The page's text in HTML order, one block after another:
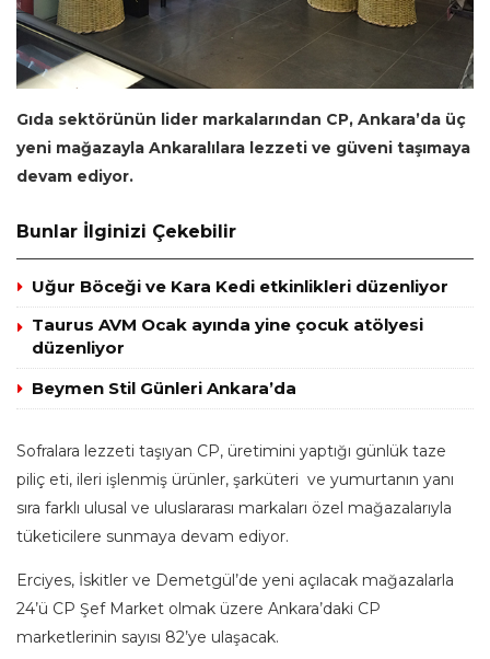
Gıda sektörünün lider markalarından CP, Ankara’da üç
yeni mağazayla Ankaralılara lezzeti ve güveni taşımaya
devam ediyor.
Bunlar İlginizi Çekebilir
Uğur Böceği ve Kara Kedi etkinlikleri düzenliyor
Taurus AVM Ocak ayında yine çocuk atölyesi
düzenliyor
Beymen Stil Günleri Ankara’da
Sofralara lezzeti taşıyan CP, üretimini yaptığı günlük taze
piliç eti, ileri işlenmiş ürünler, şarküteri ve yumurtanın yanı
sıra farklı ulusal ve uluslararası markaları özel mağazalarıyla
tüketicilere sunmaya devam ediyor.
Erciyes, İskitler ve Demetgül’de yeni açılacak mağazalarla
24’ü CP Şef Market olmak üzere Ankara’daki CP
marketlerinin sayısı 82’ye ulaşacak.